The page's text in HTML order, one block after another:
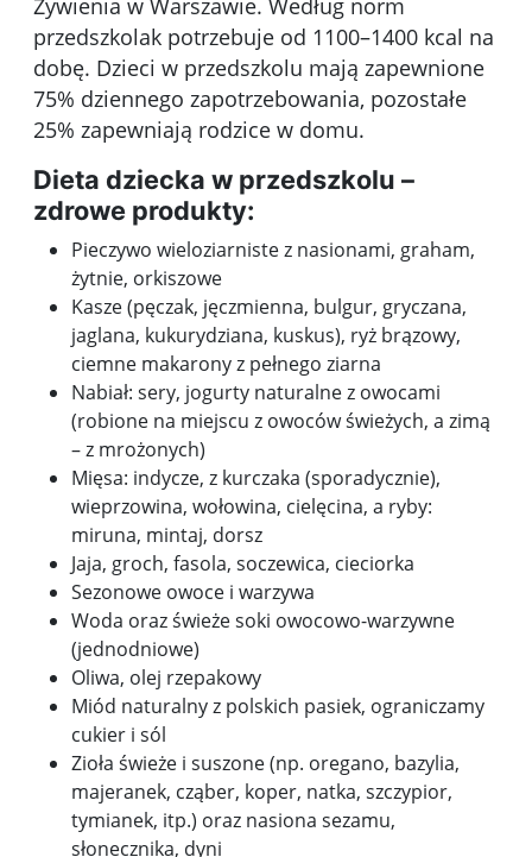
przedszkolak potrzebuje od 1100–1400 kcal na
dobę. Dzieci w przedszkolu mają zapewnione
75% dziennego zapotrzebowania, pozostałe
25% zapewniają rodzice w domu.
Dieta dziecka w przedszkolu –
zdrowe produkty:
Pieczywo wieloziarniste z nasionami, graham,
żytnie, orkiszowe
Kasze (pęczak, jęczmienna, bulgur, gryczana,
jaglana, kukurydziana, kuskus), ryż brązowy,
ciemne makarony z pełnego ziarna
Nabiał: sery, jogurty naturalne z owocami
(robione na miejscu z owoców świeżych, a zimą
– z mrożonych)
Mięsa: indycze, z kurczaka (sporadycznie),
wieprzowina, wołowina, cielęcina, a ryby:
miruna, mintaj, dorsz
Jaja, groch, fasola, soczewica, cieciorka
Sezonowe owoce i warzywa
Woda oraz świeże soki owocowo-warzywne
(jednodniowe)
Oliwa, olej rzepakowy
Miód naturalny z polskich pasiek, ograniczamy
cukier i sól
Zioła świeże i suszone (np. oregano, bazylia,
majeranek, cząber, koper, natka, szczypior,
tymianek, itp.) oraz nasiona sezamu,
słonecznika, dyni